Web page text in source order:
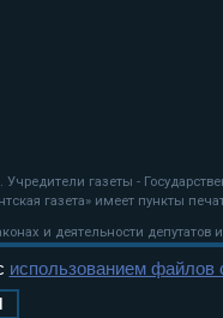
газеты -
газета» имеет пункты
и деятельности депутатов
использованием файлов